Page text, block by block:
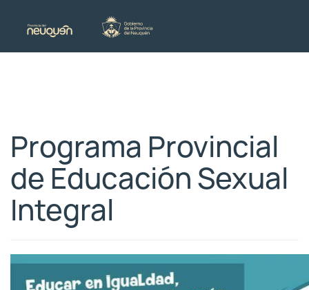
Programa Provincial
de Educación Sexual
Integral